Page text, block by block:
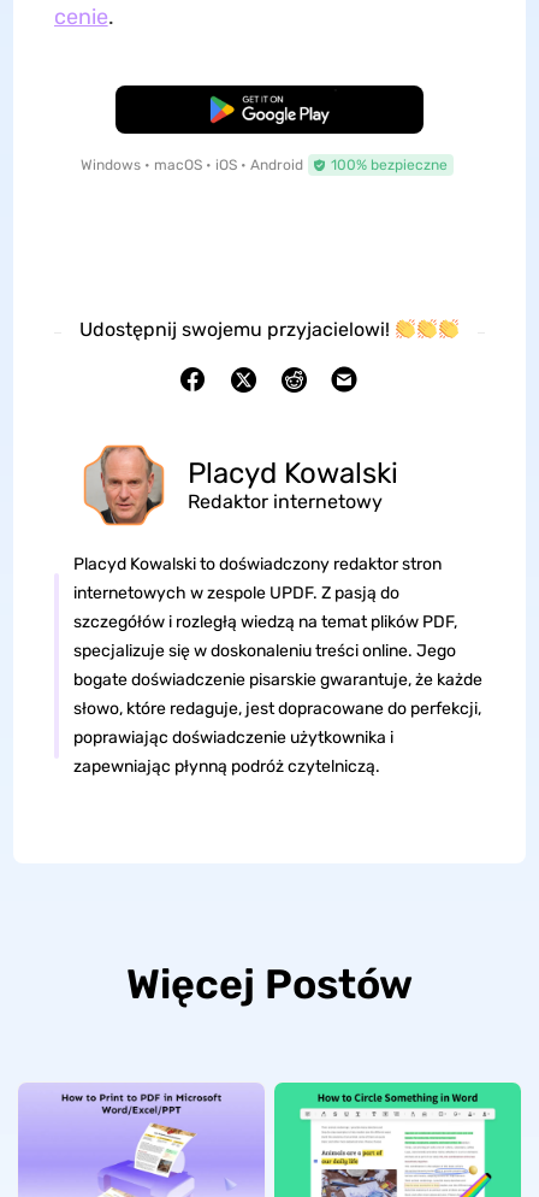
cenie.
Pobierz za darmo
Windows • macOS • iOS • Android 100% bezpieczne
Udostępnij swojemu przyjacielowi!
Placyd Kowalski
Redaktor internetowy
Placyd Kowalski to doświadczony redaktor stron
internetowych w zespole UPDF. Z pasją do
szczegółów i rozległą wiedzą na temat plików PDF,
specjalizuje się w doskonaleniu treści online. Jego
bogate doświadczenie pisarskie gwarantuje, że każde
słowo, które redaguje, jest dopracowane do perfekcji,
poprawiając doświadczenie użytkownika i
zapewniając płynną podróż czytelniczą.
Więcej Postów